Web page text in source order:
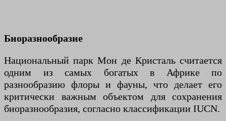
Биоразнообразие
Национальный парк Мон де Кристаль считается
одним из самых богатых в Африке по
разнообразию флоры и фауны, что делает его
критически важным объектом для сохранения
биоразнообразия, согласно классификации IUCN.